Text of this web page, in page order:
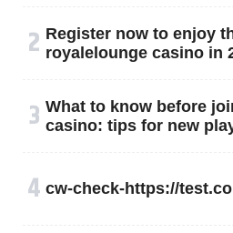
२ Register now to enjoy
royalelounge casino in
३ What to know before
casino: tips for new
४ cw-check-https://